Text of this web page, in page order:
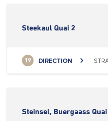
Steekaul Quai 2
19 DIRECTION
Steinsel, Buergaass Quai